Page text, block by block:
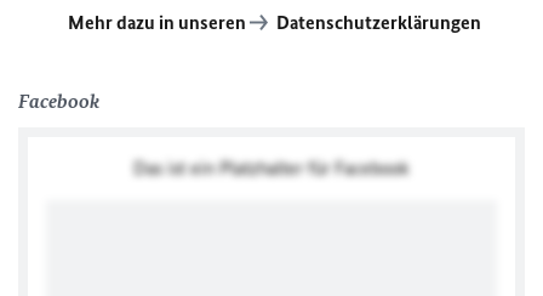
Mehr dazu in unseren
Datenschutzerklärungen
Facebook
Das ist ein Platzhalter für Facebook